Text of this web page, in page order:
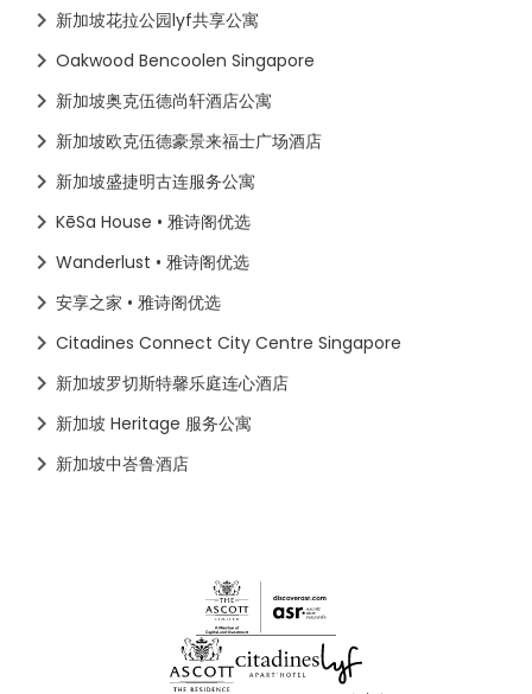
新加坡花拉公园lyf共享公寓
Oakwood Bencoolen Singapore
新加坡奥克伍德尚轩酒店公寓
新加坡欧克伍德豪景来福士广场酒店
新加坡盛捷明古连服务公寓
KēSa House • 雅诗阁优选
Wanderlust • 雅诗阁优选
安享之家 • 雅诗阁优选
Citadines Connect City Centre Singapore
新加坡罗切斯特馨乐庭连心酒店
新加坡 Heritage 服务公寓
新加坡中峇鲁酒店